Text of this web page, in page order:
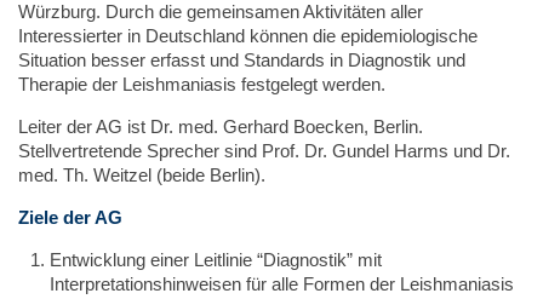
Würzburg. Durch die gemeinsamen Aktivitäten aller
Interessierter in Deutschland können die epidemiologische
Situation besser erfasst und Standards in Diagnostik und
Therapie der Leishmaniasis festgelegt werden.
Leiter der AG ist Dr. med. Gerhard Boecken, Berlin.
Stellvertretende Sprecher sind Prof. Dr. Gundel Harms und Dr.
med. Th. Weitzel (beide Berlin).
Ziele der AG
Entwicklung einer Leitlinie “Diagnostik” mit
Interpretationshinweisen für alle Formen der Leishmaniasis